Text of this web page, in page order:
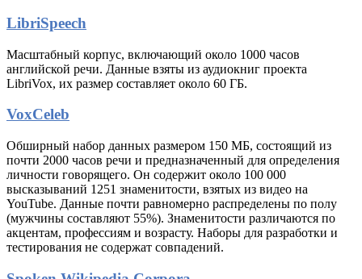
LibriSpeech
Масштабный корпус, включающий около 1000 часов
английской речи. Данные взяты из аудиокниг проекта
LibriVox, их размер составляет около 60 ГБ.
VoxCeleb
Обширный набор данных размером 150 МБ, состоящий из
почти 2000 часов речи и предназначенный для определения
личности говорящего. Он содержит около 100 000
высказываний 1251 знаменитости, взятых из видео на
YouTube. Данные почти равномерно распределены по полу
(мужчины составляют 55%). Знаменитости различаются по
акцентам, профессиям и возрасту. Наборы для разработки и
тестирования не содержат совпадений.